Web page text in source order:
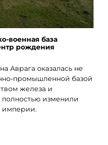
военная база
рождения
Аврага оказалась не
промышленной базой
железа и
изменили
империи.